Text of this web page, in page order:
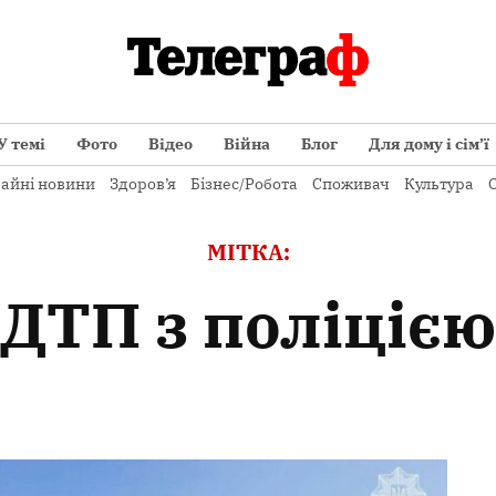
темі Фото Відео Війна Блог Для дому і сім’ї
новини Здоров’я Бізнес/Робота Споживач Культура
МІТКА:
ДТП з поліцією